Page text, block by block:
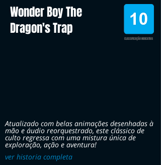
Wonder Boy The
Dragon's Trap
CLASSIFICAÇÃO INDICATIVA
Atualizado com belas animações desenhadas à
mão e áudio reorquestrado, este clássico de
culto regressa com uma mistura única de
exploração, ação e aventura!
ver historia completa